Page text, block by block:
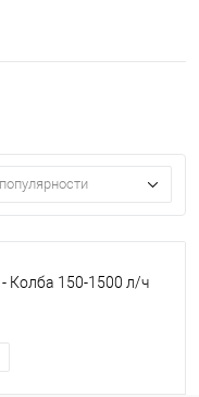
популярности
Колба 150-1500 л/ч